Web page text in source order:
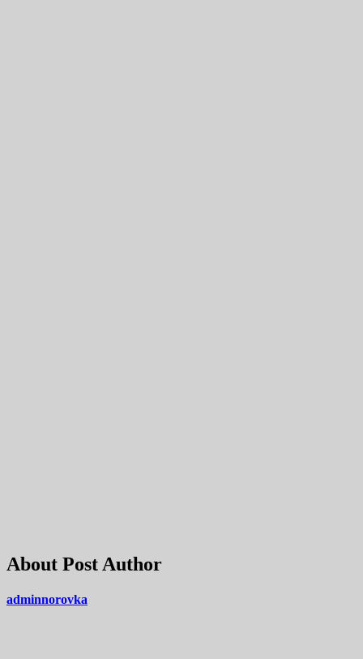
About Post Author
adminnorovka